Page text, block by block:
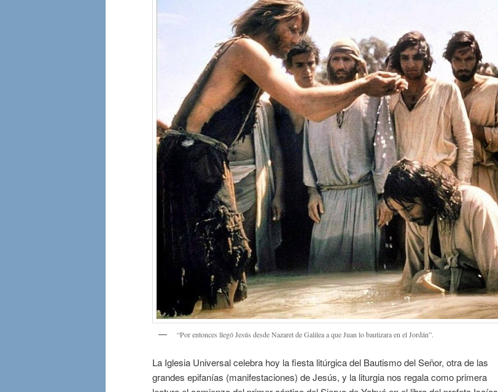
“Por entonces llegó Jesús desde Nazaret de Galilea a que Juan lo bautizara en el Jordán”.
La Iglesia Universal celebra hoy la fiesta litúrgica del Bautismo del Señor, otra de las
grandes epifanías (manifestaciones) de Jesús, y la liturgia nos regala como primera